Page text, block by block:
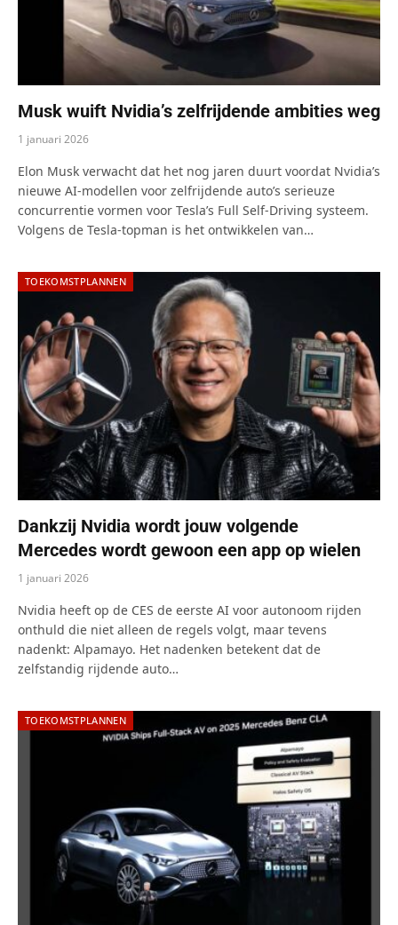
Musk wuift Nvidia’s zelfrijdende ambities weg
1 januari 2026
Elon Musk verwacht dat het nog jaren duurt voordat Nvidia’s
nieuwe AI-modellen voor zelfrijdende auto’s serieuze
concurrentie vormen voor Tesla’s Full Self-Driving systeem.
Volgens de Tesla-topman is het ontwikkelen van…
TOEKOMSTPLANNEN
Dankzij Nvidia wordt jouw volgende
Mercedes wordt gewoon een app op wielen
1 januari 2026
Nvidia heeft op de CES de eerste AI voor autonoom rijden
onthuld die niet alleen de regels volgt, maar tevens
nadenkt: Alpamayo. Het nadenken betekent dat de
zelfstandig rijdende auto…
TOEKOMSTPLANNEN